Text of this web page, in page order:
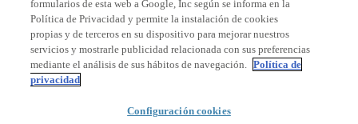
Acreditaciones
© 2026 La Salle Campus Barcelona - URL |
formularios de esta web a Google, Inc según se informa en la
Política de Privacidad y permite la instalación de cookies
propias y de terceros en su dispositivo para mejorar nuestros
servicios y mostrarle publicidad relacionada con sus preferencias
mediante el análisis de sus hábitos de navegación. Política de
privacidad
Configuración cookies